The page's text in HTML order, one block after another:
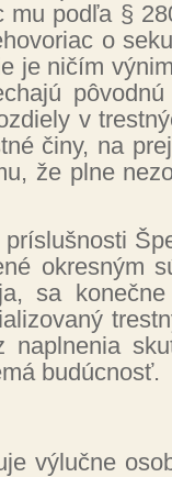
mu pod­ľa §
o
je ni­čím
v
či­ny, na
že pl­ne
ok­res­ným
sa
napl­ne­nia
bu­dúc­nosť.
vý­luč­ne